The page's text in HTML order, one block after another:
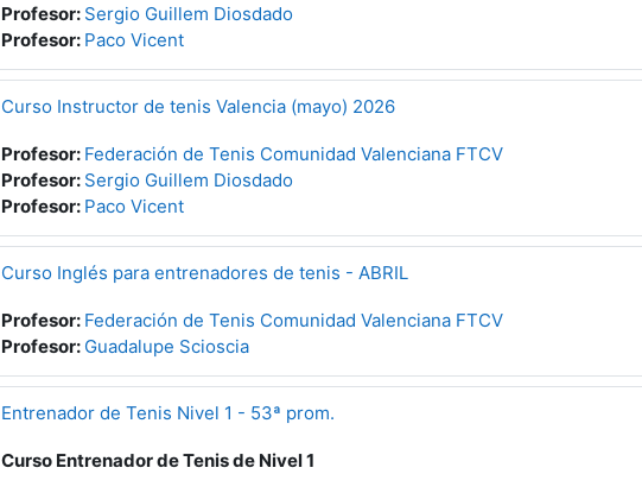
Profesor: Sergio Guillem Diosdado
Profesor: Paco Vicent
Curso Instructor de tenis Valencia (mayo) 2026
Profesor: Federación de Tenis Comunidad Valenciana FTCV
Profesor: Sergio Guillem Diosdado
Profesor: Paco Vicent
Curso Inglés para entrenadores de tenis - ABRIL
Profesor: Federación de Tenis Comunidad Valenciana FTCV
Profesor: Guadalupe Scioscia
Entrenador de Tenis Nivel 1 - 53ª prom.
Curso Entrenador de Tenis de Nivel 1